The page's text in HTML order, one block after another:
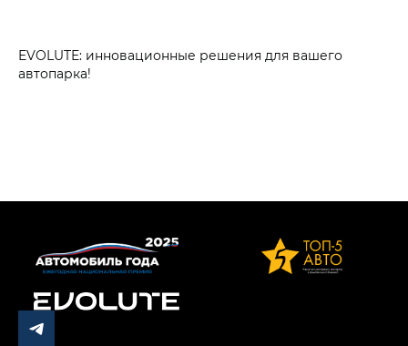
EVOLUTE: инновационные решения для вашего
автопарка!